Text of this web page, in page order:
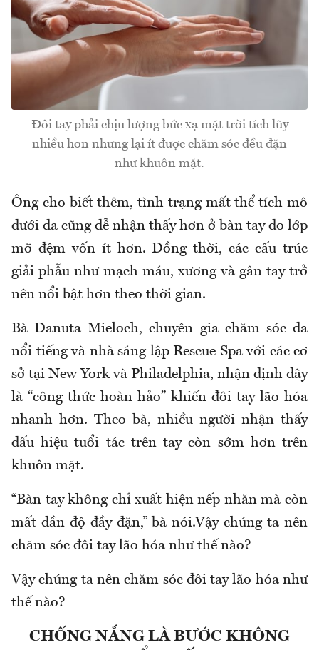
Đôi tay phải chịu lượng bức xạ mặt trời tích lũy
nhiều hơn nhưng lại ít được chăm sóc đều đặn
như khuôn mặt.
Ông cho biết thêm, tình trạng mất thể tích mô
dưới da cũng dễ nhận thấy hơn ở bàn tay do lớp
mỡ đệm vốn ít hơn. Đồng thời, các cấu trúc
giải phẫu như mạch máu, xương và gân tay trở
nên nổi bật hơn theo thời gian.
Bà Danuta Mieloch, chuyên gia chăm sóc da
nổi tiếng và nhà sáng lập Rescue Spa với các cơ
sở tại New York và Philadelphia, nhận định đây
là “công thức hoàn hảo” khiến đôi tay lão hóa
nhanh hơn. Theo bà, nhiều người nhận thấy
dấu hiệu tuổi tác trên tay còn sớm hơn trên
khuôn mặt.
“Bàn tay không chỉ xuất hiện nếp nhăn mà còn
mất dần độ đầy đặn,” bà nói.Vậy chúng ta nên
chăm sóc đôi tay lão hóa như thế nào?
Vậy chúng ta nên chăm sóc đôi tay lão hóa như
thế nào?
CHỐNG NẮNG LÀ BƯỚC KHÔNG